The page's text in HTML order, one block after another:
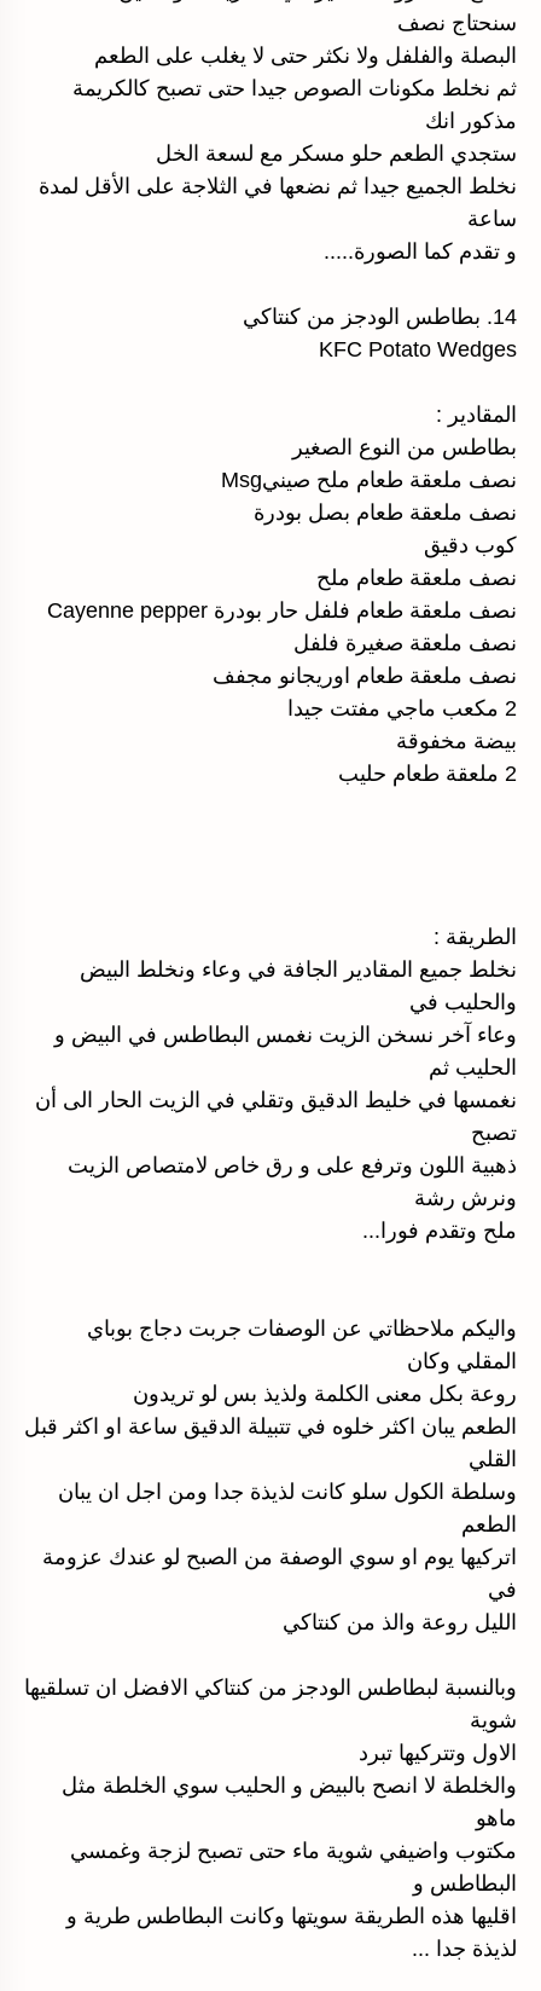
سنحتاج نصف
البصلة والفلفل ولا نكثر حتى لا يغلب على الطعم
ثم نخلط مكونات الصوص جيدا حتى تصبح كالكريمة
مذكور انك
ستجدي الطعم حلو مسكر مع لسعة الخل
نخلط الجميع جيدا ثم نضعها في الثلاجة على الأقل لمدة
ساعة
و تقدم كما الصورة.....
14. بطاطس الودجز من كنتاكي
KFC Potato Wedges
المقادير :
بطاطس من النوع الصغير
نصف ملعقة طعام ملح صينيMsg
نصف ملعقة طعام بصل بودرة
كوب دقيق
نصف ملعقة طعام ملح
نصف ملعقة طعام فلفل حار بودرة Cayenne pepper
نصف ملعقة صغيرة فلفل
نصف ملعقة طعام اوريجانو مجفف
2 مكعب ماجي مفتت جيدا
بيضة مخفوقة
2 ملعقة طعام حليب
الطريقة :
نخلط جميع المقادير الجافة في وعاء ونخلط البيض
والحليب في
وعاء آخر نسخن الزيت نغمس البطاطس في البيض و
الحليب ثم
نغمسها في خليط الدقيق وتقلي في الزيت الحار الى أن
تصبح
ذهبية اللون وترفع على و رق خاص لامتصاص الزيت
ونرش رشة
ملح وتقدم فورا...
واليكم ملاحظاتي عن الوصفات جربت دجاج بوباي
المقلي وكان
روعة بكل معنى الكلمة ولذيذ بس لو تريدون
الطعم يبان اكثر خلوه في تتبيلة الدقيق ساعة او اكثر قبل
القلي
وسلطة الكول سلو كانت لذيذة جدا ومن اجل ان يبان
الطعم
اتركيها يوم او سوي الوصفة من الصبح لو عندك عزومة
في
الليل روعة والذ من كنتاكي
وبالنسبة لبطاطس الودجز من كنتاكي الافضل ان تسلقيها
شوية
الاول وتتركيها تبرد
والخلطة لا انصح بالبيض و الحليب سوي الخلطة مثل
ماهو
مكتوب واضيفي شوية ماء حتى تصبح لزجة وغمسي
البطاطس و
اقليها هذه الطريقة سويتها وكانت البطاطس طرية و
لذيذة جدا ...